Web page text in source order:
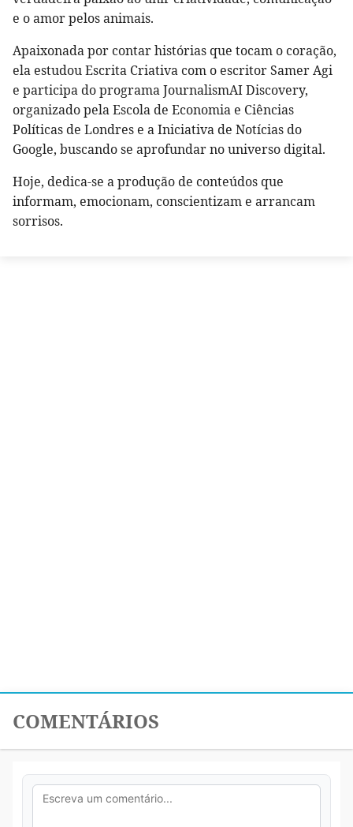
e o amor pelos animais.
Apaixonada por contar histórias que tocam o coração,
ela estudou Escrita Criativa com o escritor Samer Agi
e participa do programa JournalismAI Discovery,
organizado pela Escola de Economia e Ciências
Políticas de Londres e a Iniciativa de Notícias do
Google, buscando se aprofundar no universo digital.
Hoje, dedica-se a produção de conteúdos que
informam, emocionam, conscientizam e arrancam
sorrisos.
COMENTÁRIOS